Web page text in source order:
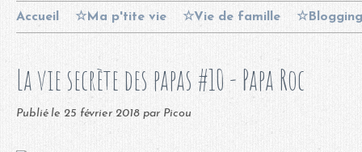
Accueil ☆Ma p'tite vie ☆Vie de famille ☆Blogging
La vie secrète des papas #10 - Papa Roc
Publié le 25 février 2018 par Picou